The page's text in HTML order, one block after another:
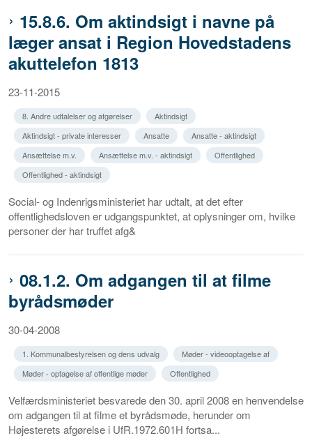
15.8.6. Om aktindsigt i navne på
læger ansat i Region Hovedstadens
akuttelefon 1813
23-11-2015
8. Andre udtalelser og afgørelser
Aktindsigt
Aktindsigt - private interesser
Ansatte
Ansatte - aktindsigt
Ansættelse m.v.
Ansættelse m.v. - aktindsigt
Offentlighed
Offentlighed - aktindsigt
Social- og Indenrigsministeriet har udtalt, at det efter
offentlighedsloven er udgangspunktet, at oplysninger om, hvilke
personer der har truffet afg&
08.1.2. Om adgangen til at filme
byrådsmøder
30-04-2008
1. Kommunalbestyrelsen og dens udvalg
Møder - videooptagelse af
Møder - optagelse af offentlige møder
Offentlighed
Velfærdsministeriet besvarede den 30. april 2008 en henvendelse
om adgangen til at filme et byrådsmøde, herunder om
Højesterets afgørelse i UfR.1972.601H fortsa...